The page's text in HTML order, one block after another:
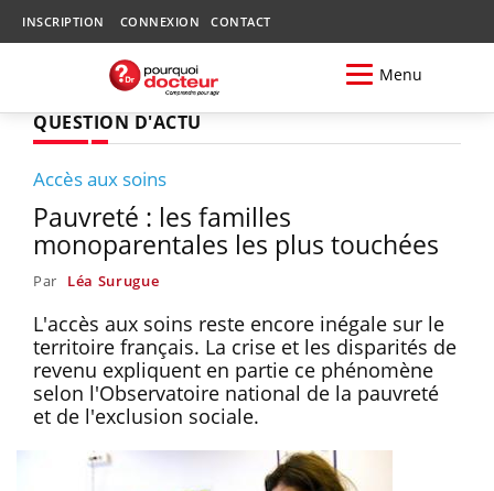
INSCRIPTION CONNEXION CONTACT
Menu
QUESTION D'ACTU
Accès aux soins
Pauvreté : les familles
monoparentales les plus touchées
Par Léa Surugue
L'accès aux soins reste encore inégale sur le
territoire français. La crise et les disparités de
revenu expliquent en partie ce phénomène
selon l'Observatoire national de la pauvreté
et de l'exclusion sociale.